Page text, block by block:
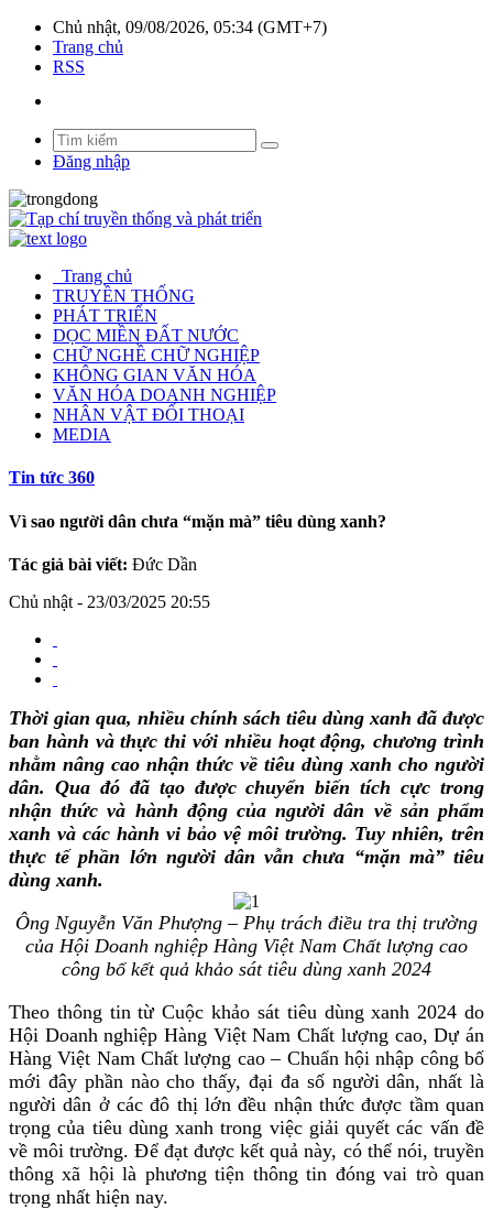
Chủ nhật, 09/08/2026, 05:34 (GMT+7)
Trang chủ
RSS
Đăng nhập
Trang chủ
TRUYỀN THỐNG
PHÁT TRIỂN
DỌC MIỀN ĐẤT NƯỚC
CHỮ NGHỀ CHỮ NGHIỆP
KHÔNG GIAN VĂN HÓA
VĂN HÓA DOANH NGHIỆP
NHÂN VẬT ĐỐI THOẠI
MEDIA
Tin tức 360
Vì sao người dân chưa “mặn mà” tiêu dùng xanh?
Tác giả bài viết: Đức Dần
Chủ nhật - 23/03/2025 20:55
Thời gian qua, nhiều chính sách tiêu dùng xanh đã được
ban hành và thực thi với nhiều hoạt động, chương trình
nhằm nâng cao nhận thức về tiêu dùng xanh cho người
dân. Qua đó đã tạo được chuyển biến tích cực trong
nhận thức và hành động của người dân về sản phẩm
xanh và các hành vi bảo vệ môi trường. Tuy nhiên, trên
thực tế phần lớn người dân vẫn chưa “mặn mà” tiêu
dùng xanh.
Ông Nguyễn Văn Phượng – Phụ trách điều tra thị trường
của Hội Doanh nghiệp Hàng Việt Nam Chất lượng cao
công bố kết quả khảo sát tiêu dùng xanh 2024
Theo thông tin từ Cuộc khảo sát tiêu dùng xanh 2024 do
Hội Doanh nghiệp Hàng Việt Nam Chất lượng cao, Dự án
Hàng Việt Nam Chất lượng cao – Chuẩn hội nhập công bố
mới đây phần nào cho thấy, đại đa số người dân, nhất là
người dân ở các đô thị lớn đều nhận thức được tầm quan
trọng của tiêu dùng xanh trong việc giải quyết các vấn đề
về môi trường. Để đạt được kết quả này, có thể nói, truyền
thông xã hội là phương tiện thông tin đóng vai trò quan
trọng nhất hiện nay.